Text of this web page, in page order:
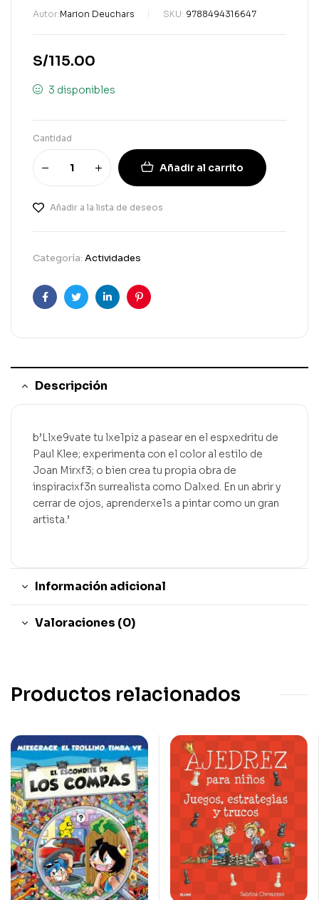
Autor:Marion Deuchars SKU: 9788494316647
S/115.00
3 disponibles
Cantidad
Añadir al carrito
Añadir a la lista de deseos
Categoría: Actividades
FacebookGorjeoLinkedInPinterest
Descripción
b’Llxe9vate tu lxe1piz a pasear en el espxedritu de
Paul Klee; experimenta con el color al estilo de
Joan Mirxf3; o bien crea tu propia obra de
inspiracixf3n surrealista como Dalxed. En un abrir y
cerrar de ojos, aprenderxe1s a pintar como un gran
artista.’
Información adicional
Valoraciones (0)
Productos relacionados